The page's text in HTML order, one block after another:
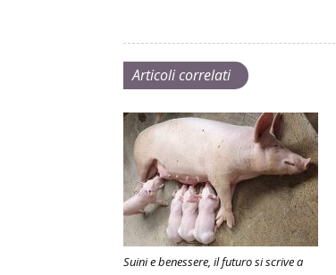
Articoli correlati
Suini e benessere, il futuro si scrive a